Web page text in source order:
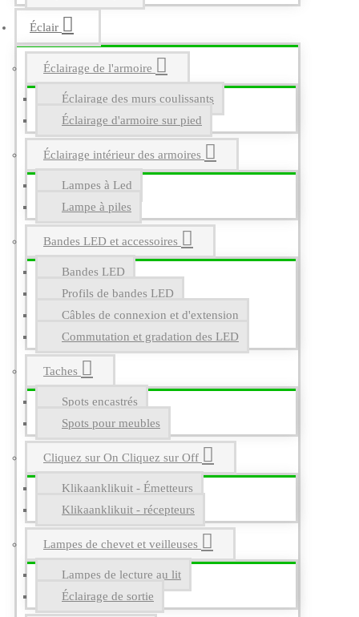
Éclair
Éclairage de l'armoire
Éclairage des murs coulissants
Éclairage d'armoire sur pied
Éclairage intérieur des armoires
Lampes à Led
Lampe à piles
Bandes LED et accessoires
Bandes LED
Profils de bandes LED
Câbles de connexion et d'extension
Commutation et gradation des LED
Taches
Spots encastrés
Spots pour meubles
Cliquez sur On Cliquez sur Off
Klikaanklikuit - Émetteurs
Klikaanklikuit - récepteurs
Lampes de chevet et veilleuses
Lampes de lecture au lit
Éclairage de sortie